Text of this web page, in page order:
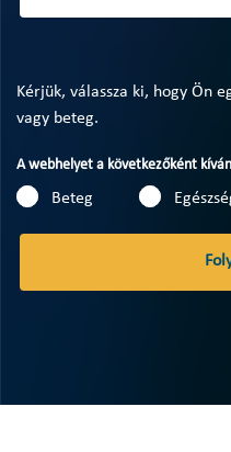
Kérjük, válassza ki, hogy Ön
vagy beteg.
A webhelyet a következőként
Beteg